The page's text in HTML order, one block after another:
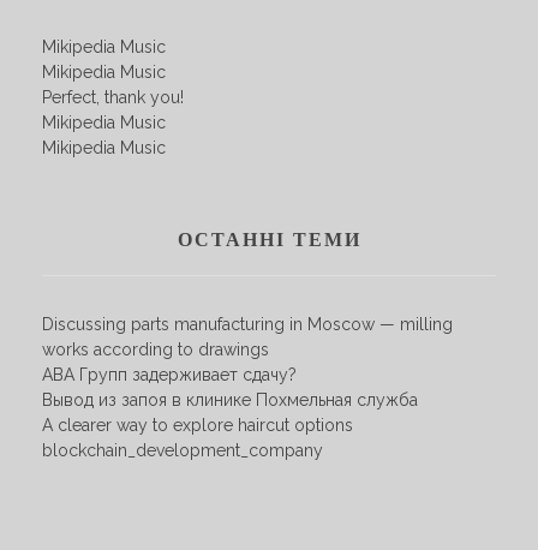
Mikipedia Music
Mikipedia Music
Perfect, thank you!
Mikipedia Music
Mikipedia Music
ОСТАННІ ТЕМИ
Discussing parts manufacturing in Moscow — milling
works according to drawings
АВА Групп задерживает сдачу?
Вывод из запоя в клинике Похмельная служба
A clearer way to explore haircut options
blockchain_development_company